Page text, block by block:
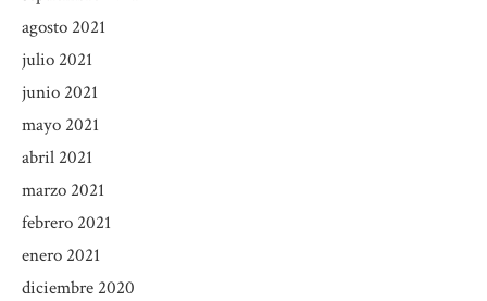
agosto 2021
julio 2021
junio 2021
mayo 2021
abril 2021
marzo 2021
febrero 2021
enero 2021
diciembre 2020